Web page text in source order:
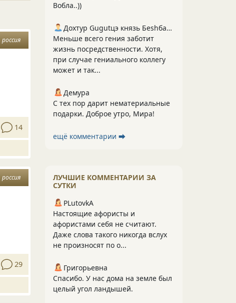
россия
14
россия
29
Вобла..))
Дохтур Gugutцэ князь Беshбармакоff
Меньше всего гения заботит
жизнь посредственности. Хотя,
при случае гениального коллегу
может и так...
Демура
С тех пор дарит нематериальные
подарки. Доброе утро, Мира!
ещё комментарии ⮕
ЛУЧШИЕ КОММЕНТАРИИ ЗА
СУТКИ
PLutоvkА
Настоящие афористы и
афористами себя не считают.
Даже слова такого никогда вслух
не произносят по о...
Григорьевна
Спасибо. У нас дома на земле был
целый угол ландышей.